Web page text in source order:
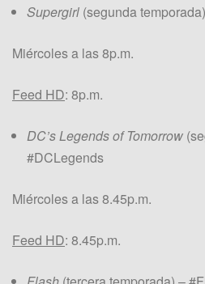
Supergirl (segunda
Miércoles a las 8p.m.
Feed HD: 8p.m.
DC’s Legends of Tomorrow
#DCLegends
Miércoles a las 8.45p.m.
Feed HD: 8.45p.m.